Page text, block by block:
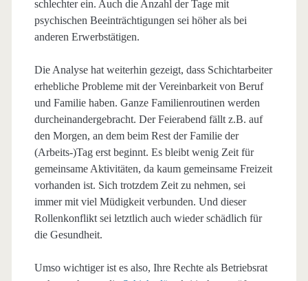
schlechter ein. Auch die Anzahl der Tage mit
psychischen Beeinträchtigungen sei höher als bei
anderen Erwerbstätigen.
Die Analyse hat weiterhin gezeigt, dass Schichtarbeiter
erhebliche Probleme mit der Vereinbarkeit von Beruf
und Familie haben. Ganze Familienroutinen werden
durcheinandergebracht. Der Feierabend fällt z.B. auf
den Morgen, an dem beim Rest der Familie der
(Arbeits-)Tag erst beginnt. Es bleibt wenig Zeit für
gemeinsame Aktivitäten, da kaum gemeinsame Freizeit
vorhanden ist. Sich trotzdem Zeit zu nehmen, sei
immer mit viel Müdigkeit verbunden. Und dieser
Rollenkonflikt sei letztlich auch wieder schädlich für
die Gesundheit.
Umso wichtiger ist es also, Ihre Rechte als Betriebsrat